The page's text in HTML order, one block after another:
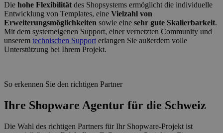
Die hohe Flexibilität des Shopsystems ermöglicht die individuelle
Entwicklung von Templates, eine Vielzahl von
Erweiterungsmöglichkeiten sowie eine sehr gute Skalierbarkeit.
Mit dem systemeigenen Support, einer vernetzten Community und
unserem technischen Support erlangen Sie außerdem volle
Unterstützung bei Ihrem Projekt.
So erkennen Sie den richtigen Partner
Ihre Shopware Agentur für die Schweiz
Die Wahl des richtigen Partners für Ihr Shopware-Projekt ist